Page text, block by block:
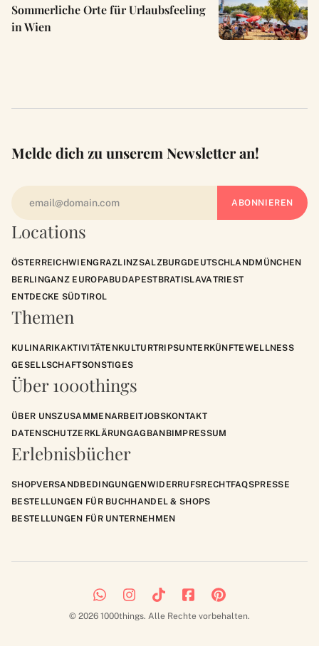
Sommerliche Orte für Urlaubsfeeling
in Wien
Locations
ÖSTERREICHWIENGRAZLINZSALZBURGDEUTSCHLANDMÜNCHEN
BERLINGANZ EUROPABUDAPESTBRATISLAVATRIEST
ENTDECKE SÜDTIROL
Themen
KULINARIKAKTIVITÄTENKULTURTRIPSUNTERKÜNFTEWELLNESS
GESELLSCHAFTSONSTIGES
Über 1000things
ÜBER UNSZUSAMMENARBEITJOBSKONTAKT
DATENSCHUTZERKLÄRUNGAGBANBIMPRESSUM
Erlebnisbücher
SHOPVERSANDBEDINGUNGENWIDERRUFSRECHTFAQSPRESSE
BESTELLUNGEN FÜR BUCHHANDEL & SHOPS
BESTELLUNGEN FÜR UNTERNEHMEN
Melde dich zu unserem Newsletter an!
© 2026 1000things. Alle Rechte vorbehalten.